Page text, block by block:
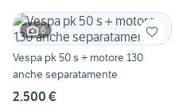
6
Vespa pk 50 s + motore 130
anche separatamente
2.500 €